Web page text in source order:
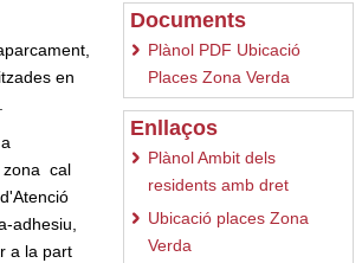
Documents
Plànol PDF Ubicació
Places Zona Verda
Enllaços
Plànol Ambit dels
residents amb dret
Ubicació places Zona
Verda
en
zona cal
adhesiu,
a la part